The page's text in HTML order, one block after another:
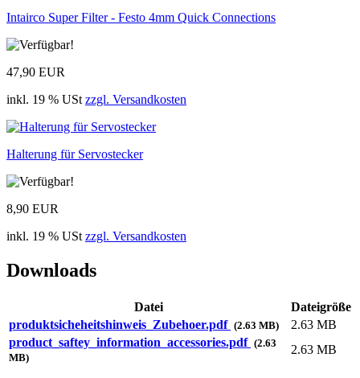
Intairco Super Filter - Festo 4mm Quick Connections
47,90 EUR
inkl. 19 % USt zzgl. Versandkosten
Halterung für Servostecker
8,90 EUR
inkl. 19 % USt zzgl. Versandkosten
Downloads
Datei
Dateigröße
produktsicheheitshinweis_Zubehoer.pdf (2.63 MB)
2.63 MB
product_saftey_information_accessories.pdf (2.63
MB)
2.63 MB